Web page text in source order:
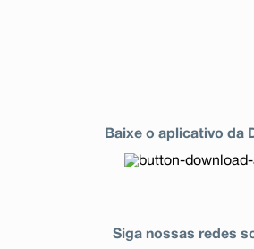
Baixe o aplicativo da
Siga nossas redes